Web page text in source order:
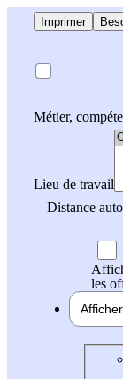
Imprimer
Métier,
Lieu de travail
Distance
les